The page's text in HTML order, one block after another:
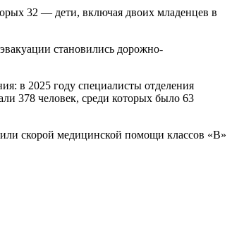
32 — дети, включая двоих младенцев в
становились дорожно-
в 2025 году специалисты отделения
378 человек, среди которых было 63
скорой медицинской помощи классов «В»